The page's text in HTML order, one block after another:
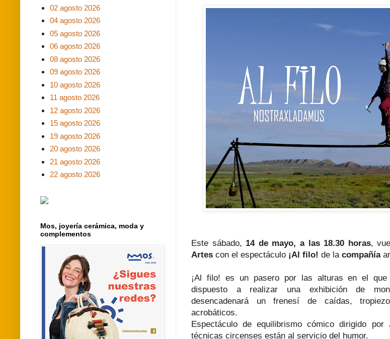
Este sábado, 14 de mayo, a las 18.30 horas,
Artes con el espectáculo ¡Al filo! de la compañía
¡Al filo! es un pasero por las alturas en el que
dispuesto a realizar una exhibición de
desencadenará un frenesí de caídas,
acrobáticos.
Espectáculo de equilibrismo cómico dirigido por
técnicas circenses están al servicio del humor.
02 agosto 2026
04 agosto 2026
05 agosto 2026
06 agosto 2026
08 agosto 2026
09 agosto 2026
10 agosto 2026
11 agosto 2026
12 agosto 2026
15 agosto 2026
19 agosto 2026
20 agosto 2026
21 agosto 2026
22 agosto 2026
Mos, joyería cerámica, moda y
complementos